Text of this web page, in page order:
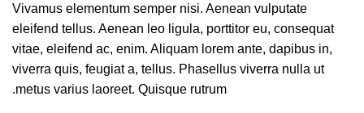
Vivamus elementum semper nisi. Aenean vulputate
eleifend tellus. Aenean leo ligula, porttitor eu, consequat
vitae, eleifend ac, enim. Aliquam lorem ante, dapibus in,
viverra quis, feugiat a, tellus. Phasellus viverra nulla ut
metus varius laoreet. Quisque rutrum.